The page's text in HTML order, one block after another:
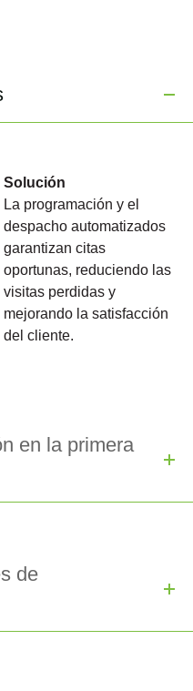
Solución
La programación y el
despacho automatizados
garantizan citas
oportunas, reduciendo las
visitas perdidas y
mejorando la satisfacción
del cliente.
en la primera
de